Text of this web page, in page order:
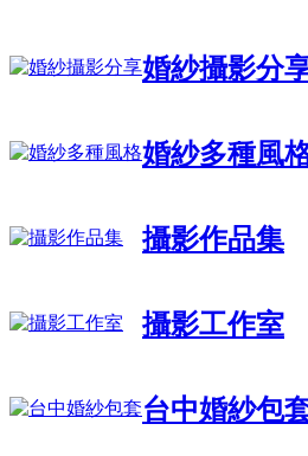
婚紗攝影分
婚紗多種風
攝影作品集
攝影工作室
台中婚紗包